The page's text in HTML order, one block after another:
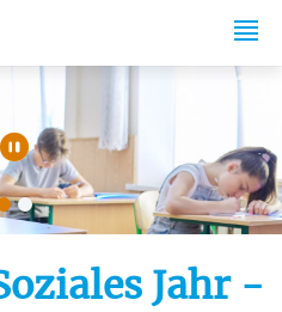
Automatische
Jahr -